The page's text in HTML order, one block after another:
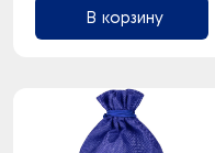
В корзину